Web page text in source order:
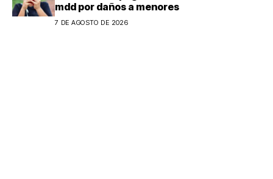
mdd por daños a menores
7 DE AGOSTO DE 2026